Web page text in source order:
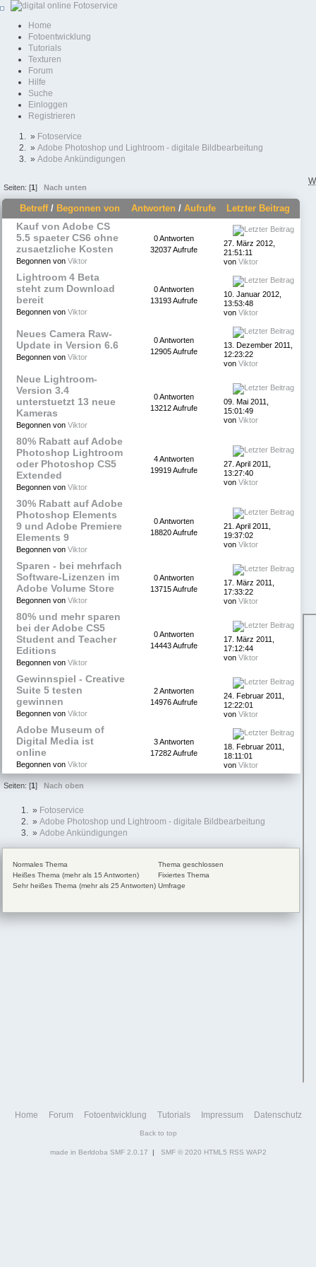
Home
Fotoentwicklung
Tutorials
Texturen
Forum
Hilfe
Suche
Einloggen
Registrieren
» Fotoservice
» Adobe Photoshop und Lightroom - digitale Bildbearbeitung
» Adobe Ankündigungen
Seiten: [1] Nach unten
Betreff/ Begonnen von Antworten / Aufrufe
Letzter Beitrag
Kauf von Adobe CS
5.5 spaeter CS6 ohne
zusaetzliche Kosten
Begonnen von Viktor
0 Antworten
32037 Aufrufe
27. März 2012,
21:51:11
von Viktor
Lightroom 4 Beta
steht zum Download
bereit
Begonnen von Viktor
0 Antworten
13193 Aufrufe
10. Januar 2012,
13:53:48
von Viktor
Neues Camera Raw-
Update in Version 6.6
Begonnen von Viktor
0 Antworten
12905 Aufrufe
13. Dezember 2011,
12:23:22
von Viktor
Neue Lightroom-
Version 3.4
unterstuetzt 13 neue
Kameras
Begonnen von Viktor
0 Antworten
13212 Aufrufe
09. Mai 2011,
15:01:49
von Viktor
80% Rabatt auf Adobe
Photoshop Lightroom
oder Photoshop CS5
Extended
Begonnen von Viktor
4 Antworten
19919 Aufrufe
27. April 2011,
13:27:40
von Viktor
30% Rabatt auf Adobe
Photoshop Elements
9 und Adobe Premiere
Elements 9
Begonnen von Viktor
0 Antworten
18820 Aufrufe
21. April 2011,
19:37:02
von Viktor
Sparen - bei mehrfach
Software-Lizenzen im
Adobe Volume Store
Begonnen von Viktor
0 Antworten
13715 Aufrufe
17. März 2011,
17:33:22
von Viktor
80% und mehr sparen
bei der Adobe CS5
Student and Teacher
Editions
Begonnen von Viktor
0 Antworten
14443 Aufrufe
17. März 2011,
17:12:44
von Viktor
Gewinnspiel - Creative
Suite 5 testen
gewinnen
Begonnen von Viktor
2 Antworten
14976 Aufrufe
24. Februar 2011,
12:22:01
von Viktor
Adobe Museum of
Digital Media ist
online
Begonnen von Viktor
3 Antworten
17282 Aufrufe
18. Februar 2011,
18:11:01
von Viktor
Seiten: [1] Nach oben
» Fotoservice
» Adobe Photoshop und Lightroom - digitale Bildbearbeitung
» Adobe Ankündigungen
Normales Thema
Heißes Thema (mehr als 15 Antworten)
Sehr heißes Thema (mehr als 25 Antworten)
Thema geschlossen
Fixiertes Thema
Umfrage
Home Forum Fotoentwicklung Tutorials Impressum Datenschutz
Back to top
made in Berldoba SMF 2.0.17 | SMF © 2020 HTML5 RSS WAP2